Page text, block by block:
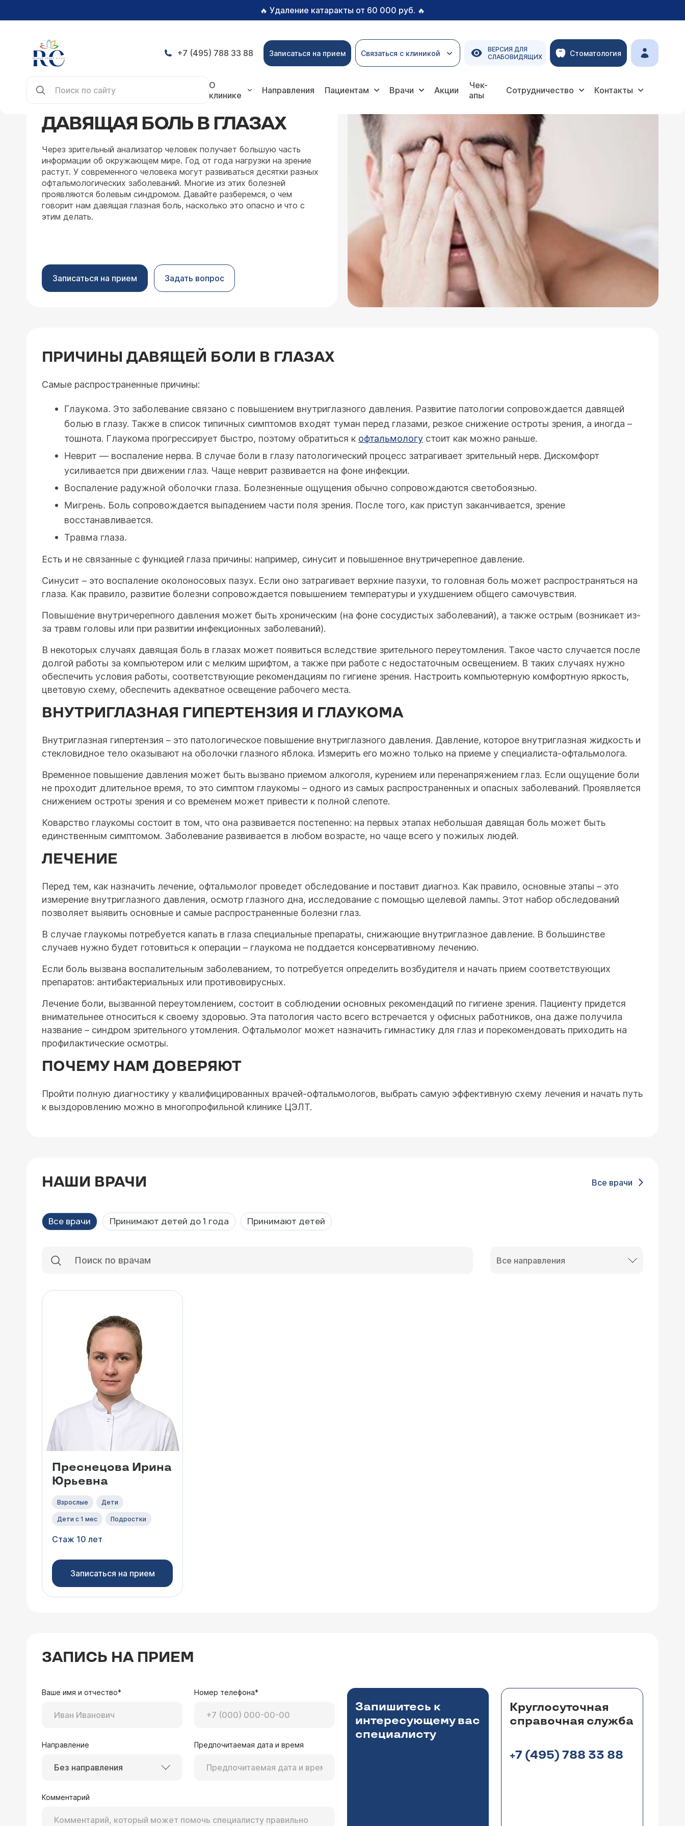
🔥 Удаление катаракты от 60 000 руб. 🔥
+7 (495) 788 33 88 Записаться на прием Связаться с клиникой
ВЕРСИЯ ДЛЯ
СЛАБОВИДЯЩИХ
Стоматология
О
клинике
Направления Пациентам Врачи Акции
Чек-
апы
Сотрудничество Контакты
ДАВЯЩАЯ БОЛЬ В ГЛАЗАХ
Через зрительный анализатор человек получает большую часть
информации об окружающем мире. Год от года нагрузки на зрение
растут. У современного человека могут развиваться десятки разных
офтальмологических заболеваний. Многие из этих болезней
проявляются болевым синдромом. Давайте разберемся, о чем
говорит нам давящая глазная боль, насколько это опасно и что с
этим делать.
Записаться на прием Задать вопрос
ПРИЧИНЫ ДАВЯЩЕЙ БОЛИ В ГЛАЗАХ
Самые распространенные причины:
Глаукома. Это заболевание связано с повышением внутриглазного давления. Развитие патологии сопровождается давящей
болью в глазу. Также в список типичных симптомов входят туман перед глазами, резкое снижение остроты зрения, а иногда –
тошнота. Глаукома прогрессирует быстро, поэтому обратиться к офтальмологу стоит как можно раньше.
Неврит — воспаление нерва. В случае боли в глазу патологический процесс затрагивает зрительный нерв. Дискомфорт
усиливается при движении глаз. Чаще неврит развивается на фоне инфекции.
Воспаление радужной оболочки глаза. Болезненные ощущения обычно сопровождаются светобоязнью.
Мигрень. Боль сопровождается выпадением части поля зрения. После того, как приступ заканчивается, зрение
восстанавливается.
Травма глаза.
Есть и не связанные с функцией глаза причины: например, синусит и повышенное внутричерепное давление.
Синусит – это воспаление околоносовых пазух. Если оно затрагивает верхние пазухи, то головная боль может распространяться на
глаза. Как правило, развитие болезни сопровождается повышением температуры и ухудшением общего самочувствия.
Повышение внутричерепного давления может быть хроническим (на фоне сосудистых заболеваний), а также острым (возникает из-
за травм головы или при развитии инфекционных заболеваний).
В некоторых случаях давящая боль в глазах может появиться вследствие зрительного переутомления. Такое часто случается после
долгой работы за компьютером или с мелким шрифтом, а также при работе с недостаточным освещением. В таких случаях нужно
обеспечить условия работы, соответствующие рекомендациям по гигиене зрения. Настроить компьютерную комфортную яркость,
цветовую схему, обеспечить адекватное освещение рабочего места.
ВНУТРИГЛАЗНАЯ ГИПЕРТЕНЗИЯ И ГЛАУКОМА
Внутриглазная гипертензия – это патологическое повышение внутриглазного давления. Давление, которое внутриглазная жидкость и
стекловидное тело оказывают на оболочки глазного яблока. Измерить его можно только на приеме у специалиста-офтальмолога.
Временное повышение давления может быть вызвано приемом алкоголя, курением или перенапряжением глаз. Если ощущение боли
не проходит длительное время, то это симптом глаукомы – одного из самых распространенных и опасных заболеваний. Проявляется
снижением остроты зрения и со временем может привести к полной слепоте.
Коварство глаукомы состоит в том, что она развивается постепенно: на первых этапах небольшая давящая боль может быть
единственным симптомом. Заболевание развивается в любом возрасте, но чаще всего у пожилых людей.
ЛЕЧЕНИЕ
Перед тем, как назначить лечение, офтальмолог проведет обследование и поставит диагноз. Как правило, основные этапы – это
измерение внутриглазного давления, осмотр глазного дна, исследование с помощью щелевой лампы. Этот набор обследований
позволяет выявить основные и самые распространенные болезни глаз.
В случае глаукомы потребуется капать в глаза специальные препараты, снижающие внутриглазное давление. В большинстве
случаев нужно будет готовиться к операции – глаукома не поддается консервативному лечению.
Если боль вызвана воспалительным заболеванием, то потребуется определить возбудителя и начать прием соответствующих
препаратов: антибактериальных или противовирусных.
Лечение боли, вызванной переутомлением, состоит в соблюдении основных рекомендаций по гигиене зрения. Пациенту придется
внимательнее относиться к своему здоровью. Эта патология часто всего встречается у офисных работников, она даже получила
название – синдром зрительного утомления. Офтальмолог может назначить гимнастику для глаз и порекомендовать приходить на
профилактические осмотры.
ПОЧЕМУ НАМ ДОВЕРЯЮТ
Пройти полную диагностику у квалифицированных врачей-офтальмологов, выбрать самую эффективную схему лечения и начать путь
к выздоровлению можно в многопрофильной клинике ЦЭЛТ.
НАШИ ВРАЧИ Все врачи
Все врачи Принимают детей до 1 года Принимают детей
Все направления
Преснецова Ирина
Юрьевна
Взрослые Дети
Дети с 1 мес Подростки
Стаж 10 лет
Записаться на прием
ЗАПИСЬ НА ПРИЕМ
Ваше имя и отчество* Номер телефона*
Направление
Без направления
Предпочитаемая дата и время
Комментарий
Запишитесь к
интересующему вас
специалисту
Круглосуточная
справочная служба
+7 (495) 788 33 88